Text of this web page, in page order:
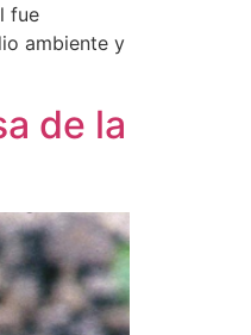
fue
ambiente y
de la